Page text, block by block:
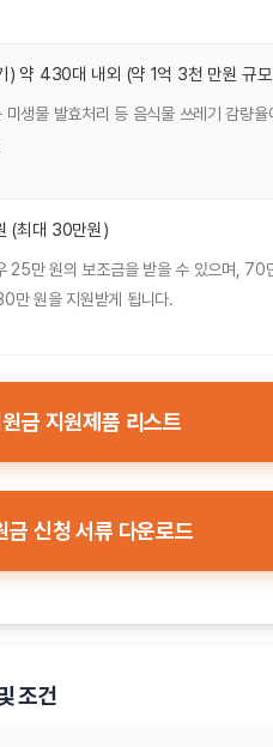
) 약 430대 내외 (약 1억 3천 만원 규
생물 발효처리 등 음식물 쓰레기 감량율
(최대 30만원)
25만 원의 보조금을 받을 수 있으며, 70
만 원을 지원받게 됩니다.
금 지원제품 리스트
신청 서류 다운로드
조건